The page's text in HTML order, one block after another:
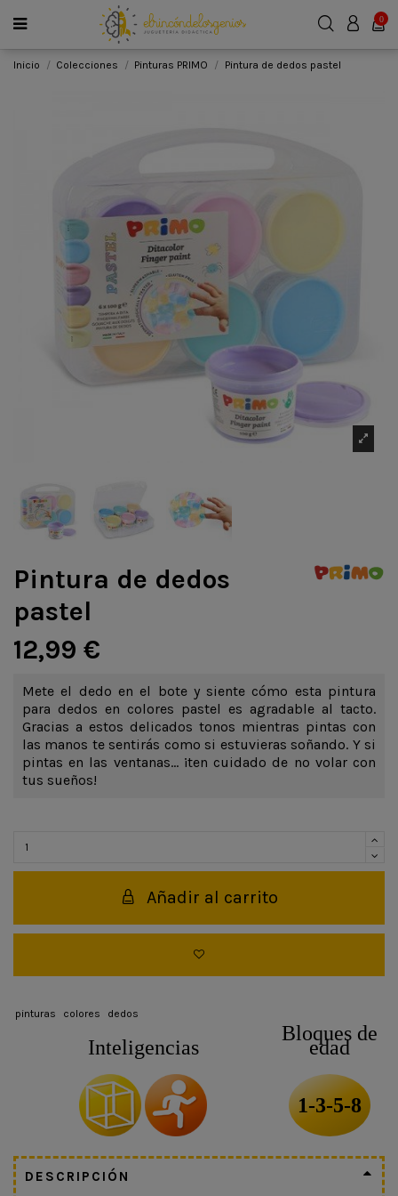
0
Inicio Colecciones Pinturas PRIMO Pintura de dedos pastel
Pintura de dedos
pastel
12,99 €
Mete el dedo en el bote y siente cómo esta pintura
para dedos en colores pastel es agradable al tacto.
Gracias a estos delicados tonos mientras pintas con
las manos te sentirás como si estuvieras soñando. Y si
pintas en las ventanas... ¡ten cuidado de no volar con
tus sueños!
Añadir al carrito
pinturas colores dedos
Inteligencias
Bloques de
edad
1-3-5-8
DESCRIPCIÓN